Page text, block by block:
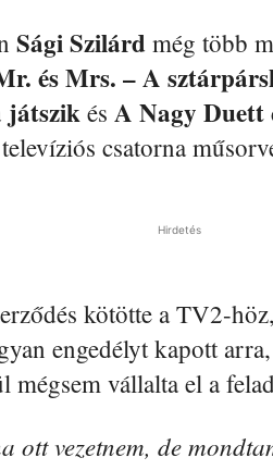
Sági Szilárd még több
és Mrs. – A
játszik és A Nagy Duett
csatorna
Hirdetés
kötötte a TV2-
engedélyt kapott
vállalta el a
ott vezetnem, de